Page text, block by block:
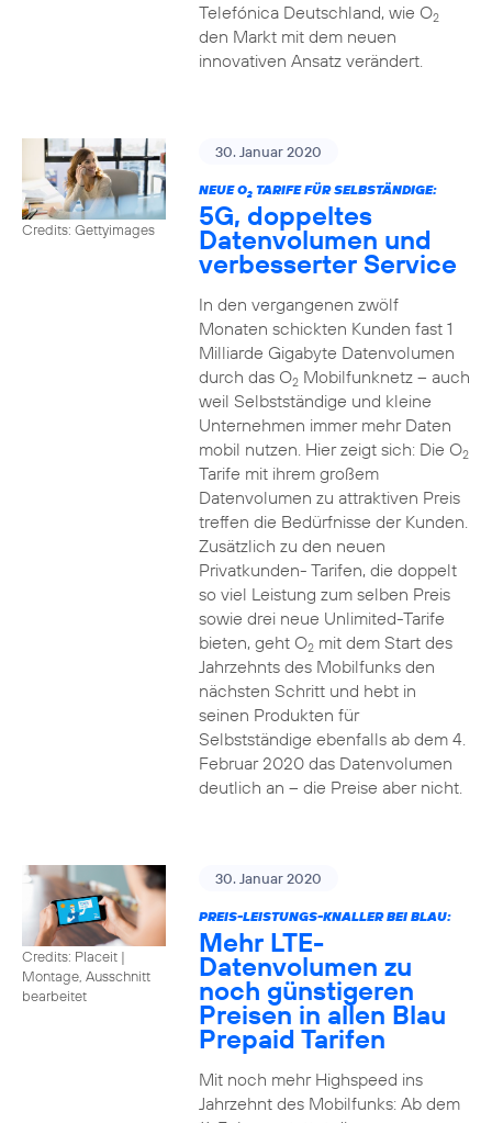
Telefónica Deutschland, wie O2
den Markt mit dem neuen
innovativen Ansatz verändert.
Credits: Gettyimages
30. Januar 2020
NEUE O2TARIFE FÜR SELBSTÄNDIGE:
5G, doppeltes
Datenvolumen und
verbesserter Service
In den vergangenen zwölf
Monaten schickten Kunden fast 1
Milliarde Gigabyte Datenvolumen
durch das O2Mobilfunknetz – auch
weil Selbstständige und kleine
Unternehmen immer mehr Daten
mobil nutzen. Hier zeigt sich: Die O2
Tarife mit ihrem großem
Datenvolumen zu attraktiven Preis
treffen die Bedürfnisse der Kunden.
Zusätzlich zu den neuen
Privatkunden- Tarifen, die doppelt
so viel Leistung zum selben Preis
sowie drei neue Unlimited-Tarife
bieten, geht O2mit dem Start des
Jahrzehnts des Mobilfunks den
nächsten Schritt und hebt in
seinen Produkten für
Selbstständige ebenfalls ab dem 4.
Februar 2020 das Datenvolumen
deutlich an – die Preise aber nicht.
Credits: Placeit |
Montage, Ausschnitt
bearbeitet
30. Januar 2020
PREIS-LEISTUNGS-KNALLER BEI BLAU:
Mehr LTE-
Datenvolumen zu
noch günstigeren
Preisen in allen Blau
Prepaid Tarifen
Mit noch mehr Highspeed ins
Jahrzehnt des Mobilfunks: Ab dem